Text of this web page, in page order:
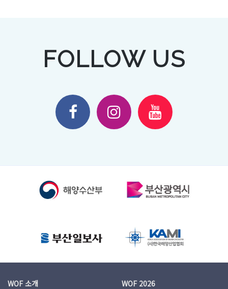
FOLLOW US
WOF 소개
WOF 2026